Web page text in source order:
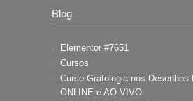
Blog
Elementor #7651
Cursos
Curso Grafologia nos Desenhos
ONLINE e AO VIVO